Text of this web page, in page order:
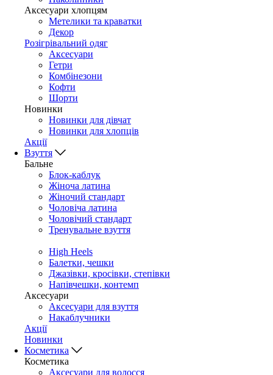
Аксесуари хлопцям
Метелики та краватки
Декор
Розігрівальний одяг
Аксесуари
Гетри
Комбінезони
Кофти
Шорти
Новинки
Новинки для дівчат
Новинки для хлопців
Акції
Взуття
Бальне
Блок-каблук
Жіноча латина
Жіночий стандарт
Чоловіча латина
Чоловічий стандарт
Тренувальне взуття
High Heels
Балетки, чешки
Джазівки, кросівки, степівки
Напівчешки, контемп
Аксесуари
Аксесуари для взуття
Накаблучники
Акції
Новинки
Косметика
Косметика
Аксесуари для волосся